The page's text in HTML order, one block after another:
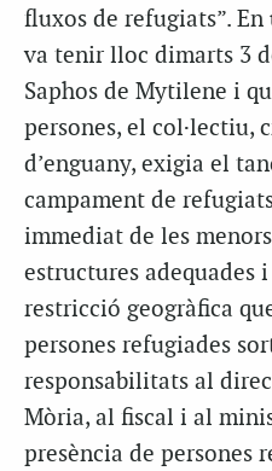
fluxos de refugiats”.
va tenir lloc dimarts 3
Saphos de Mytilene i
persones, el col·lectiu,
d’enguany, exigia el
campament de
immediat de les
estructures adequades
restricció geogràfica
persones refugiades
responsabilitats al
Mòria, al fiscal i al
presència de persones